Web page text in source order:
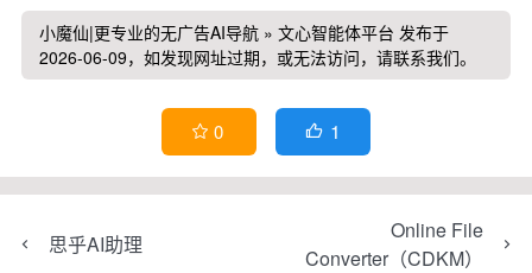
小魔仙|更专业的无广告AI导航 » 文心智能体平台 发布于
2026-06-09，如发现网址过期，或无法访问，请联系我们。
 0  1
思乎AI助理
Online File
Converter（CDKM）